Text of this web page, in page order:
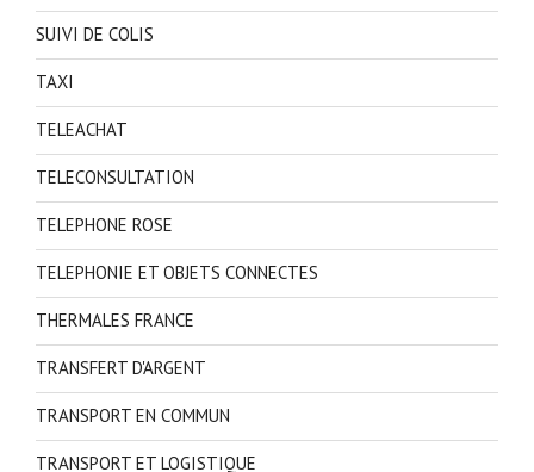
SUIVI DE COLIS
TAXI
TELEACHAT
TELECONSULTATION
TELEPHONE ROSE
TELEPHONIE ET OBJETS CONNECTES
THERMALES FRANCE
TRANSFERT D'ARGENT
TRANSPORT EN COMMUN
TRANSPORT ET LOGISTIQUE